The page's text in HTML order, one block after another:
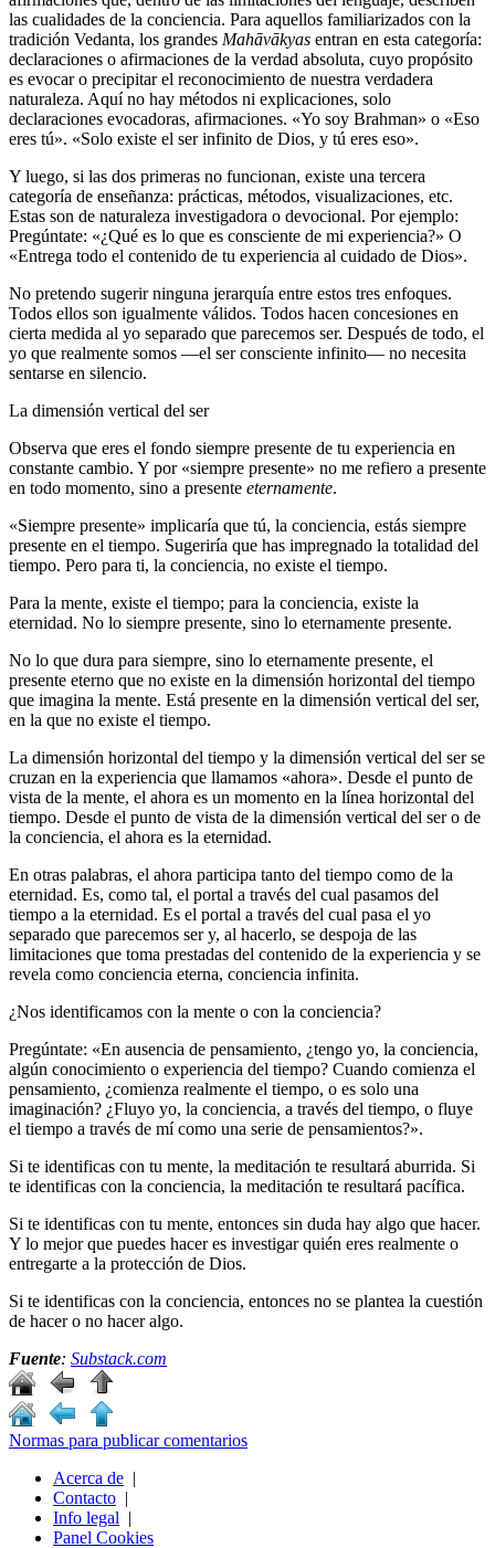
las cualidades de la conciencia. Para aquellos familiarizados con la
tradición Vedanta, los grandes Mahāvākyas entran en esta categoría:
declaraciones o afirmaciones de la verdad absoluta, cuyo propósito
es evocar o precipitar el reconocimiento de nuestra verdadera
naturaleza. Aquí no hay métodos ni explicaciones, solo
declaraciones evocadoras, afirmaciones. «Yo soy Brahman» o «Eso
eres tú». «Solo existe el ser infinito de Dios, y tú eres eso».
Y luego, si las dos primeras no funcionan, existe una tercera
categoría de enseñanza: prácticas, métodos, visualizaciones, etc.
Estas son de naturaleza investigadora o devocional. Por ejemplo:
Pregúntate: «¿Qué es lo que es consciente de mi experiencia?» O
«Entrega todo el contenido de tu experiencia al cuidado de Dios».
No pretendo sugerir ninguna jerarquía entre estos tres enfoques.
Todos ellos son igualmente válidos. Todos hacen concesiones en
cierta medida al yo separado que parecemos ser. Después de todo, el
yo que realmente somos —el ser consciente infinito— no necesita
sentarse en silencio.
La dimensión vertical del ser
Observa que eres el fondo siempre presente de tu experiencia en
constante cambio. Y por «siempre presente» no me refiero a presente
en todo momento, sino a presente eternamente.
«Siempre presente» implicaría que tú, la conciencia, estás siempre
presente en el tiempo. Sugeriría que has impregnado la totalidad del
tiempo. Pero para ti, la conciencia, no existe el tiempo.
Para la mente, existe el tiempo; para la conciencia, existe la
eternidad. No lo siempre presente, sino lo eternamente presente.
No lo que dura para siempre, sino lo eternamente presente, el
presente eterno que no existe en la dimensión horizontal del tiempo
que imagina la mente. Está presente en la dimensión vertical del ser,
en la que no existe el tiempo.
La dimensión horizontal del tiempo y la dimensión vertical del ser se
cruzan en la experiencia que llamamos «ahora». Desde el punto de
vista de la mente, el ahora es un momento en la línea horizontal del
tiempo. Desde el punto de vista de la dimensión vertical del ser o de
la conciencia, el ahora es la eternidad.
En otras palabras, el ahora participa tanto del tiempo como de la
eternidad. Es, como tal, el portal a través del cual pasamos del
tiempo a la eternidad. Es el portal a través del cual pasa el yo
separado que parecemos ser y, al hacerlo, se despoja de las
limitaciones que toma prestadas del contenido de la experiencia y se
revela como conciencia eterna, conciencia infinita.
¿Nos identificamos con la mente o con la conciencia?
Pregúntate: «En ausencia de pensamiento, ¿tengo yo, la conciencia,
algún conocimiento o experiencia del tiempo? Cuando comienza el
pensamiento, ¿comienza realmente el tiempo, o es solo una
imaginación? ¿Fluyo yo, la conciencia, a través del tiempo, o fluye
el tiempo a través de mí como una serie de pensamientos?».
Si te identificas con tu mente, la meditación te resultará aburrida. Si
te identificas con la conciencia, la meditación te resultará pacífica.
Si te identificas con tu mente, entonces sin duda hay algo que hacer.
Y lo mejor que puedes hacer es investigar quién eres realmente o
entregarte a la protección de Dios.
Si te identificas con la conciencia, entonces no se plantea la cuestión
de hacer o no hacer algo.
Fuente: Substack.com
Normas para publicar comentarios
Acerca de |
Contacto |
Info legal |
Panel Cookies